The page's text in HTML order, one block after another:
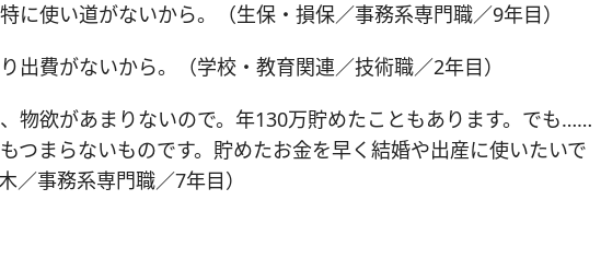
に使い道がないから。（生保・損保／事務系専門職／9年目）
出費がないから。（学校・教育関連／技術職／2年目）
物欲があまりないので。年130万貯めたこともあります。でも……
つまらないものです。貯めたお金を早く結婚や出産に使いたいで
／事務系専門職／7年目）